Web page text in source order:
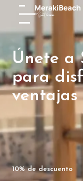
Únete a
para
ventajas
10% de descuento